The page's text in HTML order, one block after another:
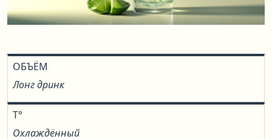
ОБЪЁМ
Лонг дринк
T°
Охлаждённый